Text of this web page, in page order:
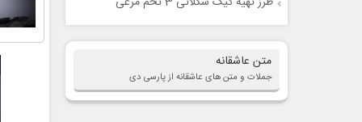
متن عاشقانه
جملات و متن های عاشقانه از پارسی دی